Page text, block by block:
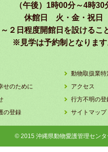
（午後）1時00分～4時30
休館日 火・金・祝日
２日程度開館日を設けるこ
※見学は予約制となります
動物取扱業特
せのために
アクセス
行方不明の登
の登録
サイトマップ
© 2015 沖縄県動物愛護管理センタ